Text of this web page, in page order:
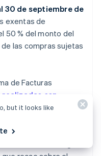
30 de septiembre de
exentas de
50 % del monto del
las compras sujetas
de Facturas
con
suponen una
que no pueden
aprovechando
but it looks like